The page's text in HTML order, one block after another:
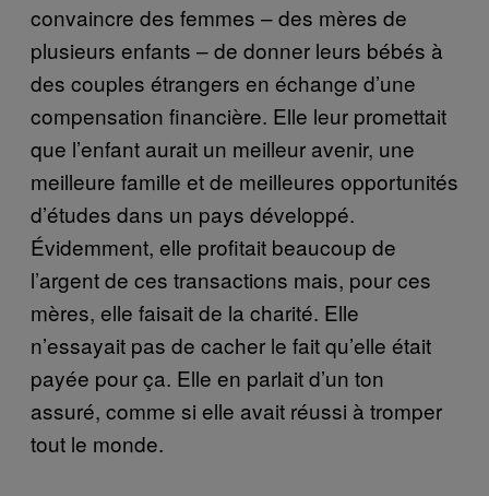
convaincre des femmes – des mères de
plusieurs enfants – de donner leurs bébés à
des couples étrangers en échange d’une
compensation financière. Elle leur promettait
que l’enfant aurait un meilleur avenir, une
meilleure famille et de meilleures opportunités
d’études dans un pays développé.
Évidemment, elle profitait beaucoup de
l’argent de ces transactions mais, pour ces
mères, elle faisait de la charité. Elle
n’essayait pas de cacher le fait qu’elle était
payée pour ça. Elle en parlait d’un ton
assuré, comme si elle avait réussi à tromper
tout le monde.